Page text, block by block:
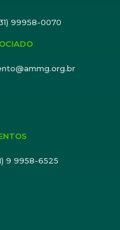
99958-0070
9 9958-6525